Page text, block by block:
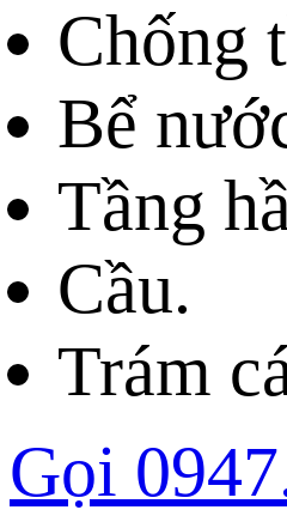
Chống
Bể
Tầng
Cầu.
Trám
Gọi